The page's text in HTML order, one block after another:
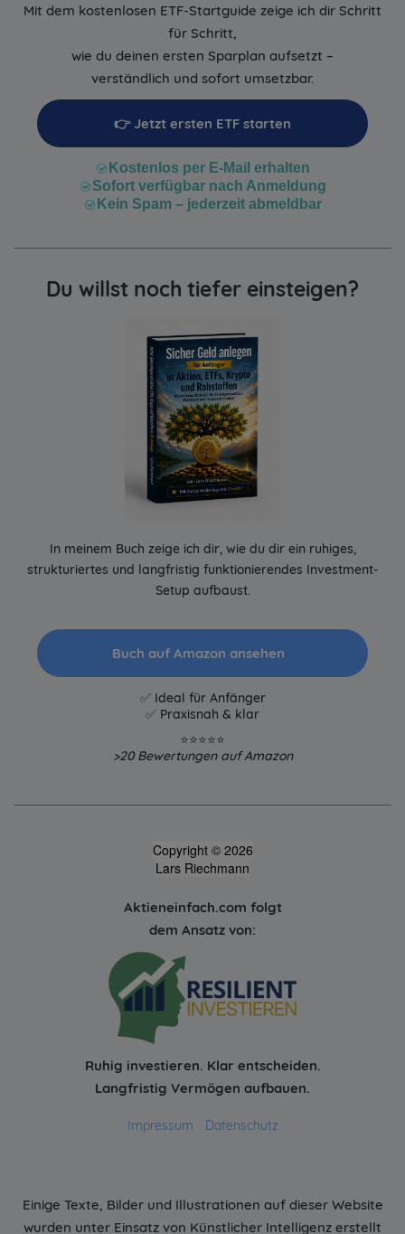
Mit dem kostenlosen ETF-Startguide zeige ich dir Schritt
für Schritt,
wie du deinen ersten Sparplan aufsetzt –
verständlich und sofort umsetzbar.
👉 Jetzt ersten ETF starten
Kostenlos per E-Mail erhalten
Sofort verfügbar nach Anmeldung
Kein Spam – jederzeit abmeldbar
Du willst noch tiefer einsteigen?
In meinem Buch zeige ich dir, wie du dir ein ruhiges,
strukturiertes und langfristig funktionierendes Investment-
Setup aufbaust.
Buch auf Amazon ansehen
✅ Ideal für Anfänger
✅ Praxisnah & klar
⭐⭐⭐⭐⭐
>20Bewertungen auf Amazon
Copyright © 2026
Lars Riechmann
Aktieneinfach.com folgt
dem Ansatz von:
Ruhig investieren. Klar entscheiden.
Langfristig Vermögen aufbauen.
Impressum Datenschutz
Einige Texte, Bilder und Illustrationen auf dieser Website
wurden unter Einsatz von Künstlicher Intelligenz erstellt